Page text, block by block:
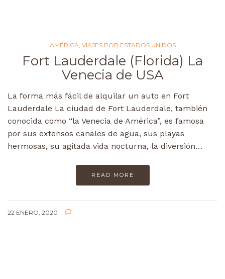
AMÉRICA VIAJES POR ESTADOS UNIDOS
Fort Lauderdale (Florida) La
Venecia de USA
La forma más fácil de alquilar un auto en Fort
Lauderdale La ciudad de Fort Lauderdale, también
conocida como “la Venecia de América”, es famosa
por sus extensos canales de agua, sus playas
hermosas, su agitada vida nocturna, la diversión…
READ MORE
22 ENERO, 2020